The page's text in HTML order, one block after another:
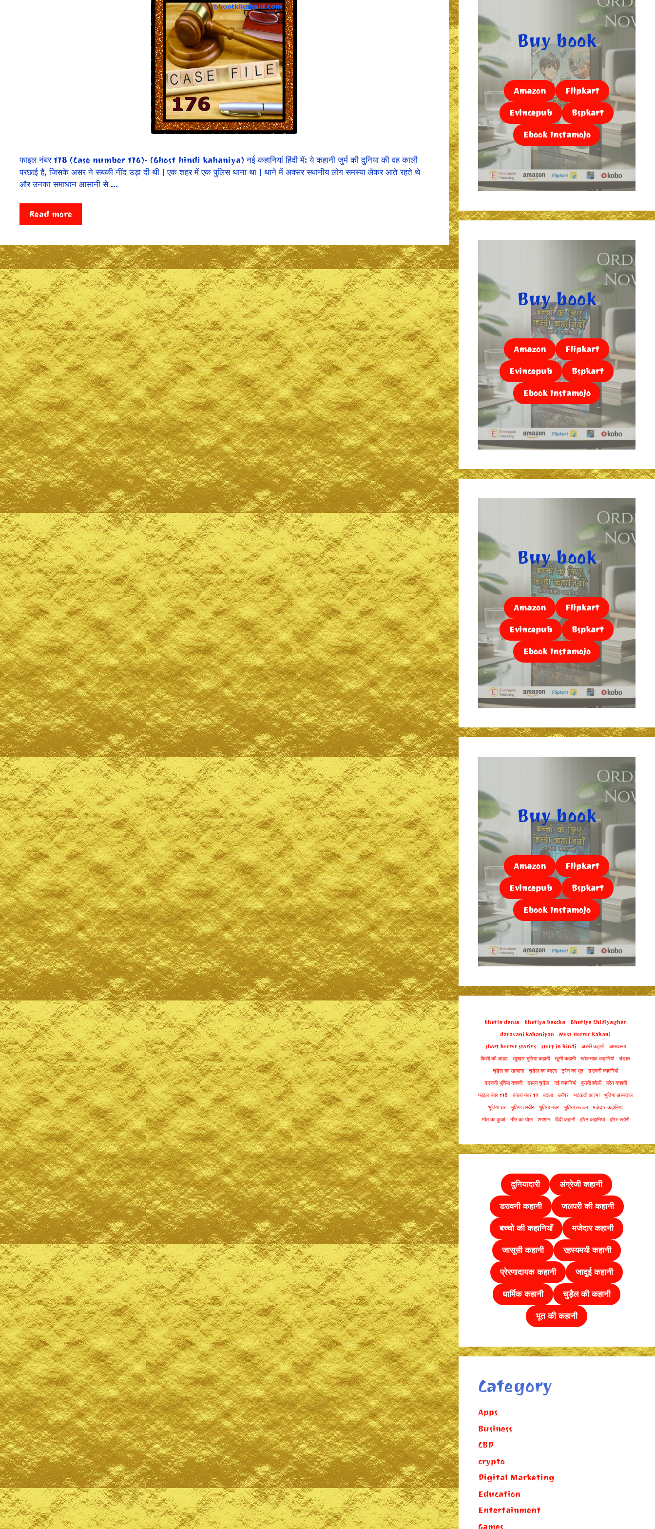
फाइल नंबर 178 (Case number 176)- (Ghost hindi kahaniya) नई कहानियां हिंदी में: ये कहानी जुर्म की दुनिया की वह काली
परछाई है, जिसके असर ने सबकी नींद उड़ा दी थी | एक शहर में एक पुलिस थाना था | थाने में अक्सर स्थानीय लोग समस्या लेकर आते रहते थे
और उनका समाधान आसानी से …
Read more
Buy book
Amazon
Flipkart
Evincepub
Bspkart
Ebook Instamojo
Buy book
Amazon
Flipkart
Evincepub
Bspkart
Ebook Instamojo
Buy book
Amazon
Flipkart
Evincepub
Bspkart
Ebook Instamojo
Buy book
Amazon
Flipkart
Evincepub
Bspkart
Ebook Instamojo
bhutia dance bhutiya baccha
Bhutiya Chidiyaghar
daravani kahaniyan
Most Horror Kahani
short horror stories
story in hindi अच्छी कहानी
अमावस्या
किसी की आहट
खूंखार भूतिया कहानी खूनी कहानी खौफनाक कहानियां
चंडाल
चुड़ैल का खजाना
चुडैल का बदला ट्रेन का भूत
डरावनी कहानियां
डरावनी भूतिया कहानी
डायन चुड़ैल नई कहानियां पुरानी हवेली
प्रेम कहानी
फाइल नंबर 178
बंगला नंबर 17 बदला ब्लॉगर भटकती आत्मा
भूतिया अस्पताल
भूतिया घर
भूतिया तस्वीर भूतिया नंबर भूतिया लड़का
मजेदार कहानियां
मौत का कुआं
मौत का खेल श्मशान हिंदी कहानी हॉरर कहानियां हॉरर स्टोरी
दुनियादारी
अंग्रेजी कहानी
डरावनी कहानी
जलपरी की कहानी
बच्चो की कहानियाँ
मजेदार कहानी
जासूसी कहानी
रहस्यमयी कहानी
प्रेरणादायक कहानी
जादुई कहानी
धार्मिक कहानी
चुड़ैल की कहानी
भूत की कहानी
Category
Apps
Business
CBD
crypto
Digital Marketing
Education
Entertainment
Games